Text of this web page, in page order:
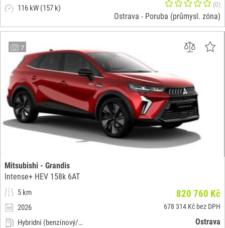
116 kW (157 k)
(0)
Ostrava - Poruba (průmysl. zóna)
7
Mitsubishi - Grandis
Intense+ HEV 158k 6AT
5 km
2026
Hybridní (benzínový/elektrický)
820 760 Kč
678 314 Kč bez DPH
Ostrava